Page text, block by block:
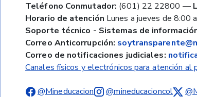
Teléfono Conmutador: (601) 22 22800 —
Horario de atención Lunes a jueves de 8:00
Soporte técnico - Sistemas de
Correo Anticorrupción:
Correo de notificaciones judiciales:
Canales físicos y electrónicos para atención al
@Mineducacion @mineducacioncol